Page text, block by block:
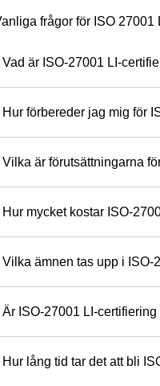
frågor för ISO 27001
Vad är ISO-27001 LI-
Hur förbereder jag mig för
Vilka är förutsättningarna
Hur mycket kostar ISO-
Vilka ämnen tas upp i ISO-
Är ISO-27001 LI-
Hur lång tid tar det att bli